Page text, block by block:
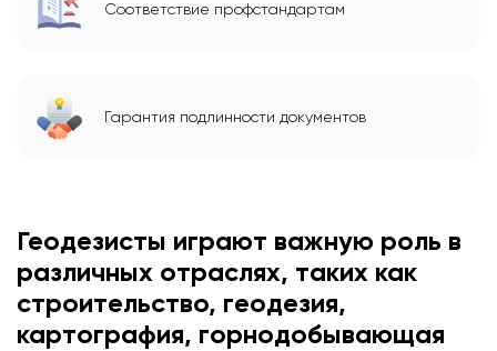
Соответствие профстандартам
Гарантия подлинности документов
Геодезисты играют важную роль в
различных отраслях, таких как
строительство, геодезия,
картография, горнодобывающая